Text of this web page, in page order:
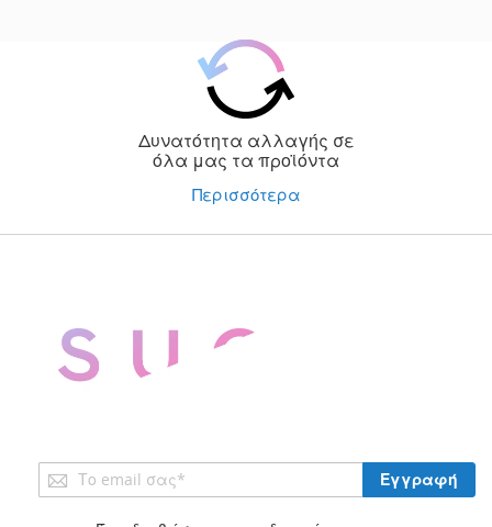
Δυνατότητα αλλαγής σε
όλα μας τα προϊόντα
Περισσότερα
Εγγραφή
στο
Εγγραφή